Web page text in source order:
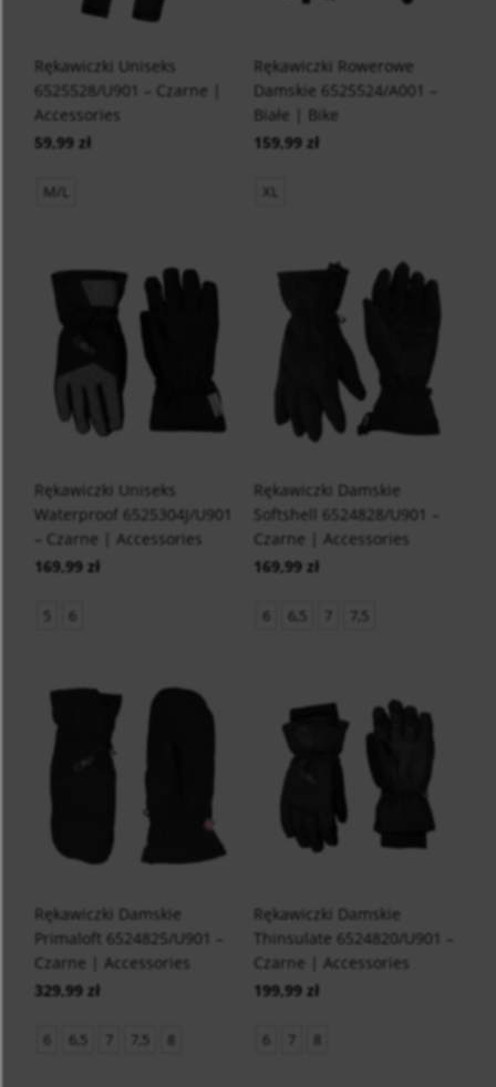
Rękawiczki Uniseks
6525528/U901 – Czarne |
Accessories
59,99 zł
M/L
Rękawiczki Rowerowe
Damskie 6525524/A001 –
Białe | Bike
159,99 zł
XL
Rękawiczki Uniseks
Waterproof 6525304J/U901
– Czarne | Accessories
169,99 zł
5 6
Rękawiczki Damskie
Softshell 6524828/U901 –
Czarne | Accessories
169,99 zł
6 6,5 7 7,5
Rękawiczki Damskie
Primaloft 6524825/U901 –
Czarne | Accessories
329,99 zł
6 6,5 7 7,5 8
Rękawiczki Damskie
Thinsulate 6524820/U901 –
Czarne | Accessories
199,99 zł
6 7 8